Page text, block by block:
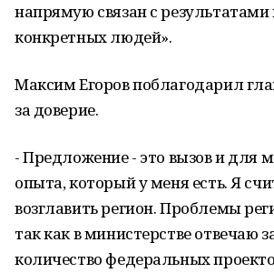
напрямую связан с результатами
конкретных людей».
Максим Егоров поблагодарил
за доверие.
- Предложение - это вызов и для
опыта, который у меня есть. Я
возглавить регион. Проблемы
так как в министерстве отвечаю
количество федеральных